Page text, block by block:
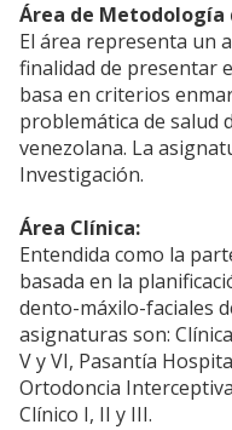
Área de
El área representa un
finalidad de presentar
basa en criterios
problemática de salud
venezolana. La
Investigación.
Área Clínica:
Entendida como la
basada en la
dento-máxilo-faciales
asignaturas son:
V y VI, Pasantía
Ortodoncia
Clínico I, II y III.